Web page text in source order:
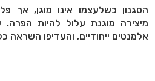
הסגנון כשלעצמו אינו מוגן, אך
מיצירה מוגנת עלול להיות
אלמנטים ייחודיים, והעדיפו השראה